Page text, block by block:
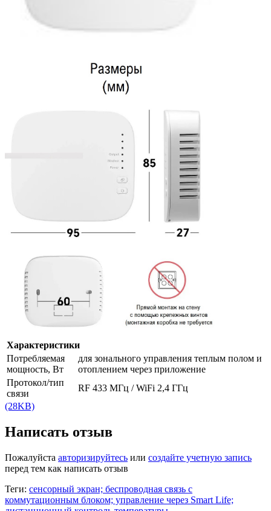
Характеристики
Потребляемая
мощность, Вт
для зонального управления теплым полом и
отоплением через приложение
Протокол/тип
связи
RF 433 МГц / WiFi 2,4 ГГц
(28KB)
Написать отзыв
Пожалуйста авторизируйтесь или создайте учетную запись
перед тем как написать отзыв
Теги: сенсорный экран; беспроводная связь с
коммутационным блоком; управление через Smart Life;